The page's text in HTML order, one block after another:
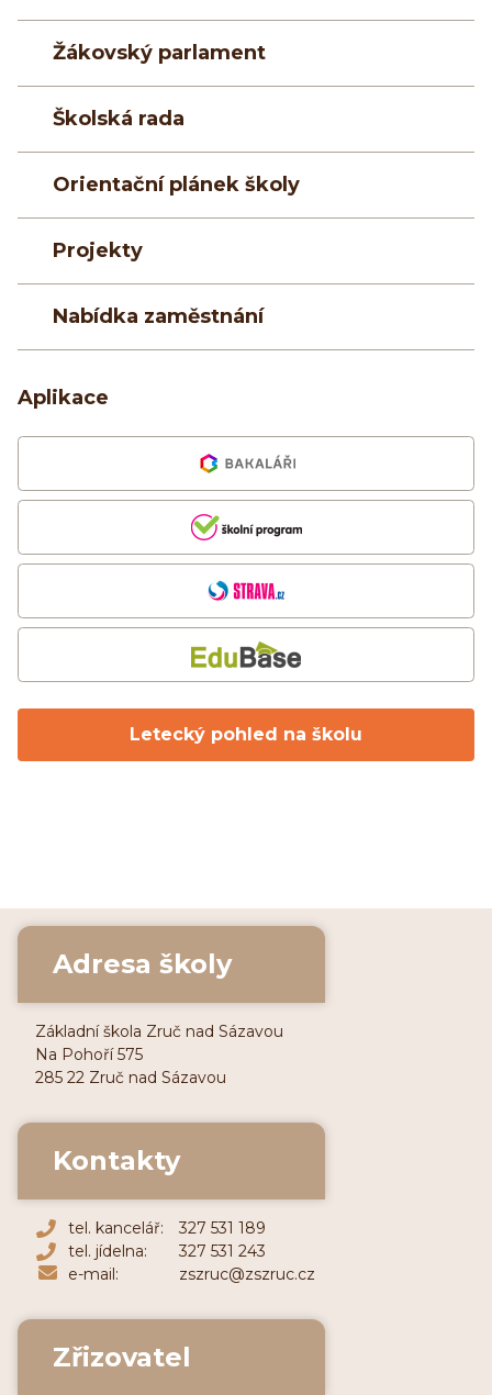
Žákovský parlament
Školská rada
Orientační plánek školy
Projekty
Nabídka zaměstnání
Aplikace
Letecký pohled na školu
Adresa školy
Základní škola Zruč nad Sázavou
Na Pohoří 575
285 22 Zruč nad Sázavou
Kontakty
tel. kancelář:
327 531 189
tel. jídelna:
327 531 243
e-mail:
zszruc@zszruc.cz
Zřizovatel